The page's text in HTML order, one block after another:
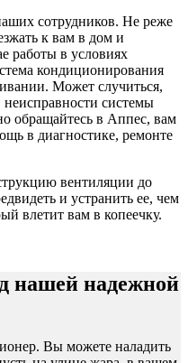
сотрудников. Не реже
к вам в дом и
работы в условиях
кондиционирования
Может случиться,
неисправности системы
обращайтесь в Аппес, вам
в диагностике, ремонте
вентиляции до
и устранить ее, чем
влетит вам в копеечку.
нашей надежной
Вы можете наладить